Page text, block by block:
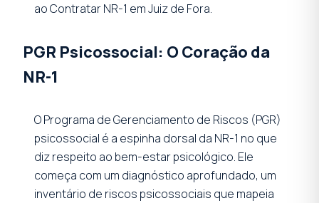
ao Contratar NR-1 em Juiz de Fora.
PGR Psicossocial: O Coração da
NR-1
O Programa de Gerenciamento de Riscos (PGR)
psicossocial é a espinha dorsal da NR-1 no que
diz respeito ao bem-estar psicológico. Ele
começa com um diagnóstico aprofundado, um
inventário de riscos psicossociais que mapeia